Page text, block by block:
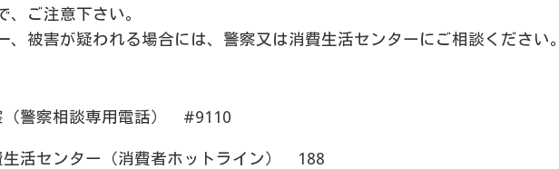
、ご注意下さい。
、被害が疑われる場合には、警察又は消費生活センターにご相談ください。
（警察相談専用電話） #9110
生活センター（消費者ホットライン） 188